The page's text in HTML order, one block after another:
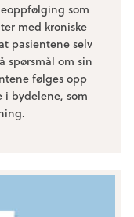
som
med kroniske
pasientene selv
spørsmål om sin
følges opp
i bydelene, som